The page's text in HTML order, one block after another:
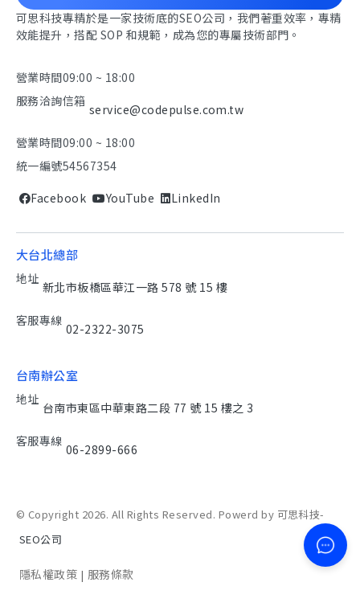
可思科技專精於是一家技術底的SEO公司，我們著重效率，專精
效能提升，搭配 SOP 和規範，成為您的專屬技術部門。
營業時間09:00 ~ 18:00
服務洽詢信箱
service@codepulse.com.tw
營業時間09:00 ~ 18:00
統一編號54567354
Facebook YouTube LinkedIn
大台北總部
地址
新北市板橋區華江一路 578 號 15 樓
客服專線
02-2322-3075
台南辦公室
地址
台南市東區中華東路二段 77 號 15 樓之 3
客服專線
06-2899-666
© Copyright 2026. All Rights Reserved. Powerd by 可思科技-
SEO公司
隱私權政策 | 服務條款